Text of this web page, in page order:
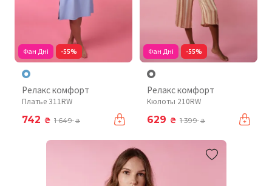
Фан Дні -55%
Релакс комфорт
Платье 311RW
742 ₴ 1 649₴
Фан Дні -55%
Релакс комфорт
Кюлоты 210RW
629 ₴ 1 399₴